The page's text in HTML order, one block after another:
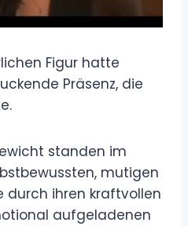
Figur hatte
Präsenz, die
standen im
mutigen
durch ihren kraftvollen
aufgeladenen